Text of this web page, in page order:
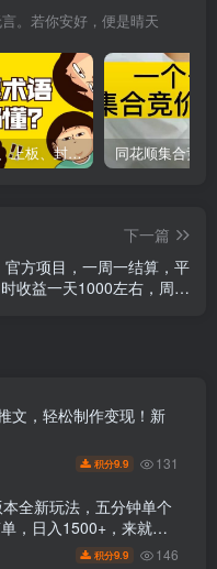
。若你安好，便是晴天
股票打板、上板、封板、翘板、炸板是什么意思？炒股你必须懂的暗语！
下一篇
官方项目，一周一结算，平
时收益一天1000左右，周六
文，轻松制作变现！新
积分9.9 131
全新玩法，五分钟单个
，日入1500+，来就搞
积分9.9 146